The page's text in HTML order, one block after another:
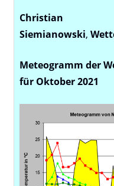
Christian
Siemianowski,
Meteogramm der
für Oktober 2021